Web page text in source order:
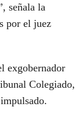
señala la
por el juez
exgobernador
Colegiado,